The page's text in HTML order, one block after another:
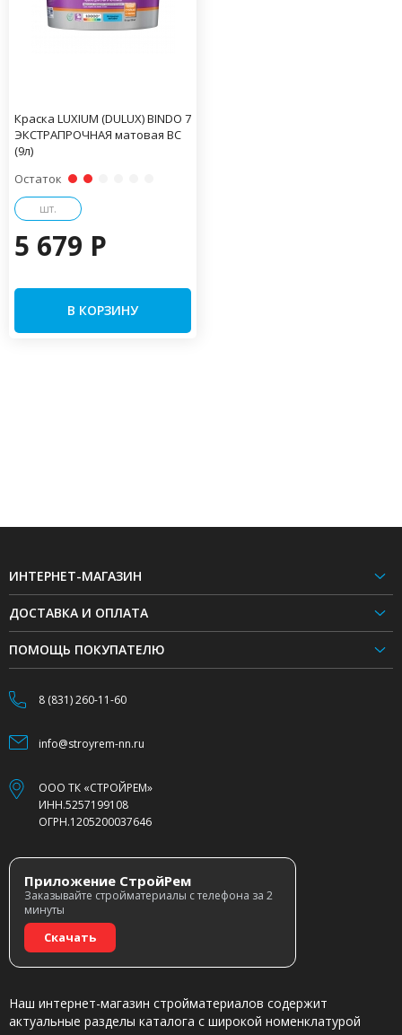
Краска LUXIUM (DULUX) BINDO 7
ЭКСТРАПРОЧНАЯ матовая BC
(9л)
Остаток
шт.
5 679 P
В КОРЗИНУ
ИНТЕРНЕТ-МАГАЗИН
ДОСТАВКА И ОПЛАТА
ПОМОЩЬ ПОКУПАТЕЛЮ
8 (831) 260-11-60
info@stroyrem-nn.ru
ООО ТК «СТРОЙРЕМ»
ИНН.5257199108
ОГРН.1205200037646
Приложение СтройРем
Заказывайте стройматериалы с телефона за 2
минуты
Скачать
Наш интернет-магазин стройматериалов содержит
актуальные разделы каталога с широкой номенклатурой